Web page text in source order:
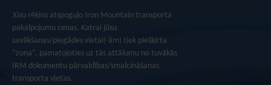
Jūsu rēķins atspoguļo Iron Mountain transporta
pakalpojumu cenas. Katrai jūsu
savākšanas/piegādes vietai(-ām) tiek piešķirta
“zona”, pamatojoties uz tās attālumu no tuvākās
IRM dokumentu pārvaldības/smalcināšanas
transporta vietas.